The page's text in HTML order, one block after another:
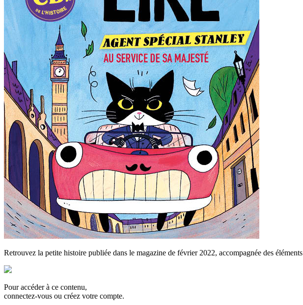
Retrouvez la petite histoire publiée dans le magazine de février 2022, accompagnée des
Pour accéder à ce contenu,
connectez-vous ou créez votre compte.